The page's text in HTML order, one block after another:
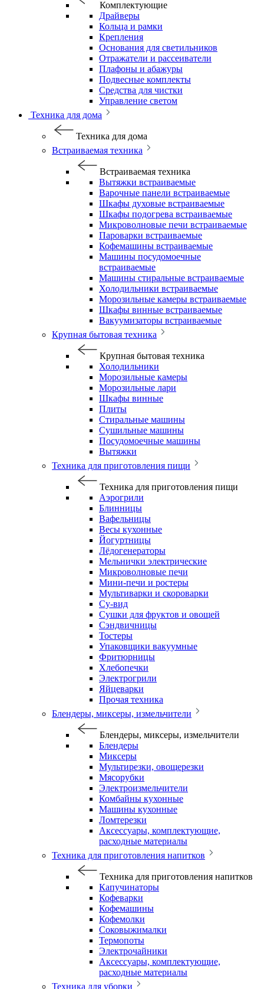
Комплектующие
Драйверы
Кольца и рамки
Крепления
Основания для светильников
Отражатели и рассеиватели
Плафоны и абажуры
Подвесные комплекты
Средства для чистки
Управление светом
Техника для дома
Техника для дома
Встраиваемая техника
Встраиваемая техника
Вытяжки встраиваемые
Варочные панели встраиваемые
Шкафы духовые встраиваемые
Шкафы подогрева встраиваемые
Микроволновые печи встраиваемые
Пароварки встраиваемые
Кофемашины встраиваемые
Машины посудомоечные
встраиваемые
Машины стиральные встраиваемые
Холодильники встраиваемые
Морозильные камеры встраиваемые
Шкафы винные встраиваемые
Вакуумизаторы встраиваемые
Крупная бытовая техника
Крупная бытовая техника
Холодильники
Морозильные камеры
Морозильные лари
Шкафы винные
Плиты
Стиральные машины
Сушильные машины
Посудомоечные машины
Вытяжки
Техника для приготовления пищи
Техника для приготовления пищи
Аэрогрили
Блинницы
Вафельницы
Весы кухонные
Йогуртницы
Лёдогенераторы
Мельнички электрические
Микроволновые печи
Мини-печи и ростеры
Мультиварки и скороварки
Су-вид
Сушки для фруктов и овощей
Сэндвичницы
Тостеры
Упаковщики вакуумные
Фритюрницы
Хлебопечки
Электрогрили
Яйцеварки
Прочая техника
Блендеры, миксеры, измельчители
Блендеры, миксеры, измельчители
Блендеры
Миксеры
Мультирезки, овощерезки
Мясорубки
Электроизмельчители
Комбайны кухонные
Машины кухонные
Ломтерезки
Аксессуары, комплектующие,
расходные материалы
Техника для приготовления напитков
Техника для приготовления напитков
Капучинаторы
Кофеварки
Кофемашины
Кофемолки
Соковыжималки
Термопоты
Электрочайники
Аксессуары, комплектующие,
расходные материалы
Техника для уборки